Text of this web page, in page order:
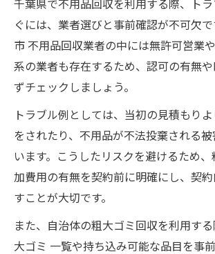
千葉県で不用品回収を利用する際、ト
ぐには、業者選びと事前確認が不可欠
市 不用品回収業者の中には無許可営業
系の業者も存在するため、認可の有無
ずチェックしましょう。
トラブル例としては、当初の見積もり
をされたり、不用品が不法投棄される
います。こうしたリスクを避けるため
加費用の有無を契約前に明確にし、契
すことが大切です。
また、自治体の粗大ゴミ回収を利用す
大ゴミ 一覧や持ち込み可能な品目を事